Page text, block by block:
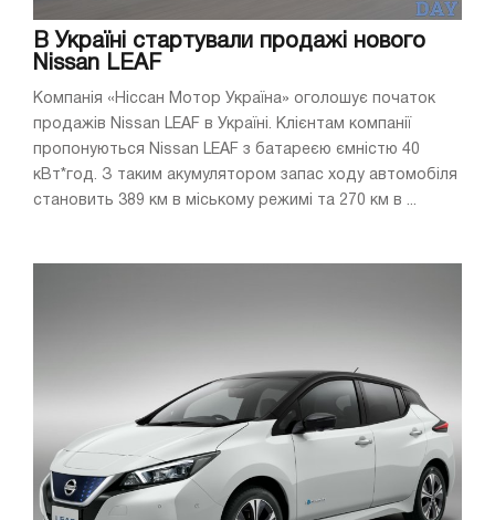
В Україні стартували продажі нового
Nissan LEAF
Компанія «Ніссан Мотор Україна» оголошує початок
продажів Nissan LEAF в Україні. Клієнтам компанії
пропонуються Nissan LEAF з батареєю ємністю 40
кВт*год. З таким акумулятором запас ходу автомобіля
становить 389 км в міському режимі та 270 км в ...